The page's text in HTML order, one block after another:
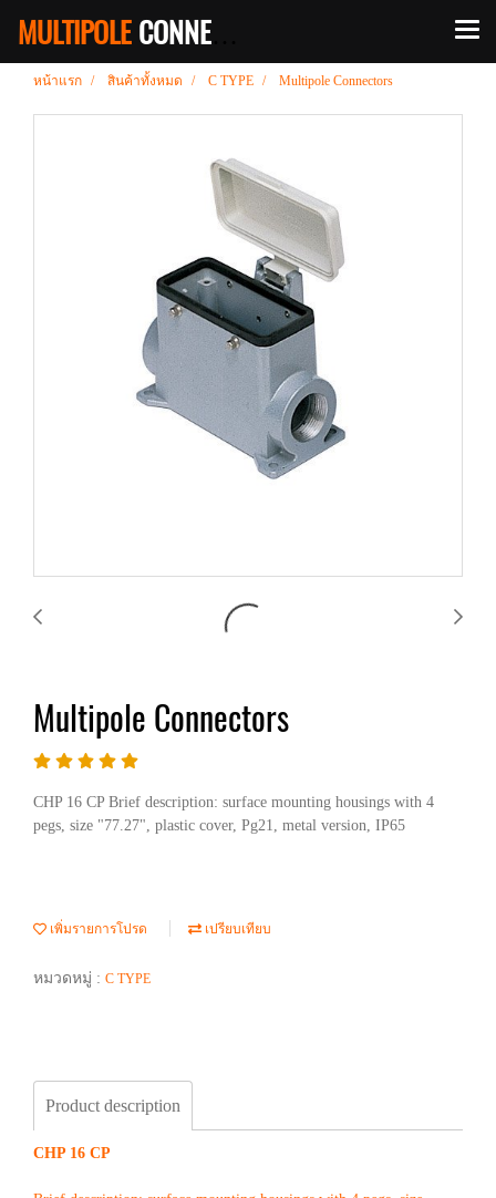
MULTIPOLE CONNECOCTOR
หน้าแรก สินค้าทั้งหมด C TYPE Multipole Connectors
Multipole Connectors
CHP 16 CP Brief description: surface mounting housings with 4
pegs, size "77.27", plastic cover, Pg21, metal version, IP65
เพิ่มรายการโปรด เปรียบเทียบ
หมวดหมู่ : C TYPE
Product description
CHP 16 CP